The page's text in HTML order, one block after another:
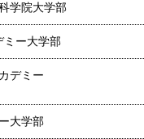
学院大学部
ミー大学部
デミー
大学部